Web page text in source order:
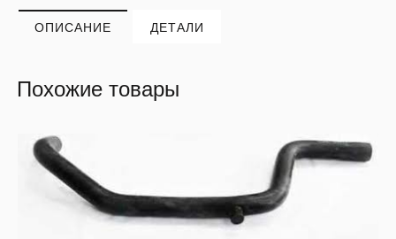
ОПИСАНИЕ ДЕТАЛИ
Похожие товары